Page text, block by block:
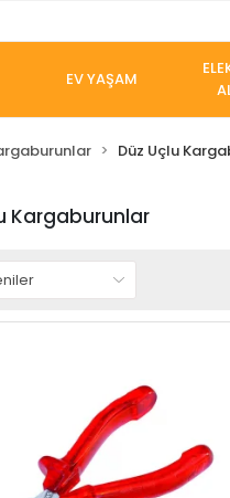
EV YAŞAM
Düz Uçlu
Kargaburunlar